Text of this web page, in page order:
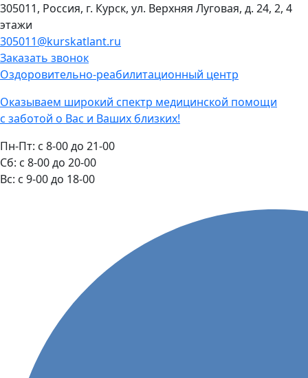
305011, Россия, г. Курск, ул. Верхняя Луговая, д. 24, 2, 4
этажи
305011@kurskatlant.ru
Заказать звонок
Оздоровительно-реабилитационный центр
Оказываем широкий спектр медицинской помощи
с заботой о Вас и Ваших близких!
Пн-Пт: с 8-00 до 21-00
Cб: с 8-00 до 20-00
Вс: с 9-00 до 18-00